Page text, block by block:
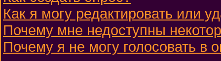
Как я могу редактировать или
Почему мне недоступны
Почему я не могу голосовать в